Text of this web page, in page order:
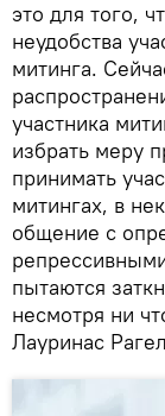
это для того,
неудобства
митинга.
участника
избрать меру
принимать
митингах, в
общение с
пытаются
несмотря ни
Лауринас